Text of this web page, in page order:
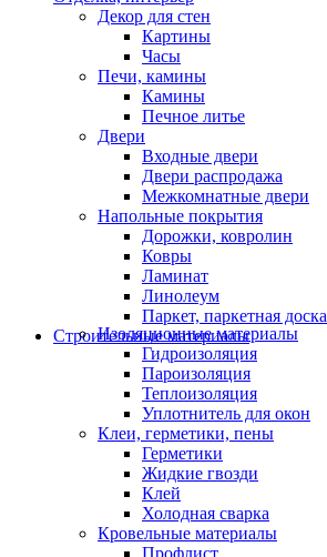
Декор для стен
Картины
Часы
Печи, камины
Камины
Печное литье
Двери
Входные двери
Двери распродажа
Межкомнатные двери
Напольные покрытия
Дорожки, ковролин
Ковры
Ламинат
Линолеум
Паркет, паркетная доска
Строительные материалы
Изоляционные материалы
Гидроизоляция
Пароизоляция
Теплоизоляция
Уплотнитель для окон
Клеи, герметики, пены
Герметики
Жидкие гвозди
Клей
Холодная сварка
Кровельные материалы
Профлист